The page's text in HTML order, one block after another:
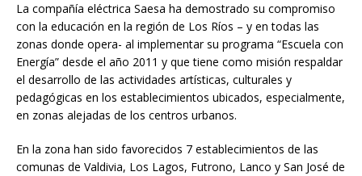
La compañía eléctrica Saesa ha demostrado su compromiso
con la educación en la región de Los Ríos – y en todas las
zonas donde opera- al implementar su programa “Escuela con
Energía” desde el año 2011 y que tiene como misión respaldar
el desarrollo de las actividades artísticas, culturales y
pedagógicas en los establecimientos ubicados, especialmente,
en zonas alejadas de los centros urbanos.
En la zona han sido favorecidos 7 establecimientos de las
comunas de Valdivia, Los Lagos, Futrono, Lanco y San José de